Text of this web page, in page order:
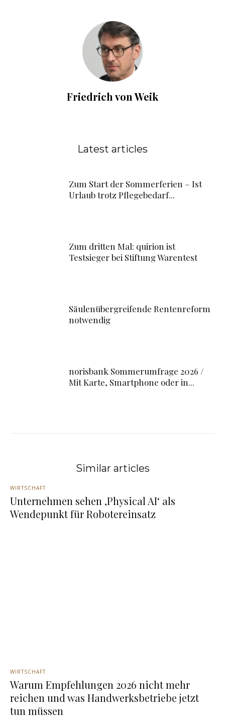
Friedrich von Weik
Latest articles
Zum Start der Sommerferien – Ist
Urlaub trotz Pflegebedarf...
Zum dritten Mal: quirion ist
Testsieger bei Stiftung Warentest
Säulenübergreifende Rentenreform
notwendig
norisbank Sommerumfrage 2026 /
Mit Karte, Smartphone oder in...
Similar articles
WIRTSCHAFT
Unternehmen sehen ‚Physical AI‘ als
Wendepunkt für Robotereinsatz
WIRTSCHAFT
Warum Empfehlungen 2026 nicht mehr
reichen und was Handwerksbetriebe jetzt
tun müssen